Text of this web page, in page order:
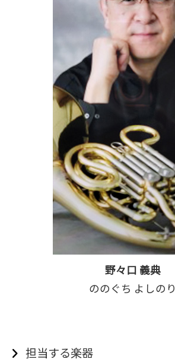
野々口 義典
ののぐち よしのり
担当する楽器